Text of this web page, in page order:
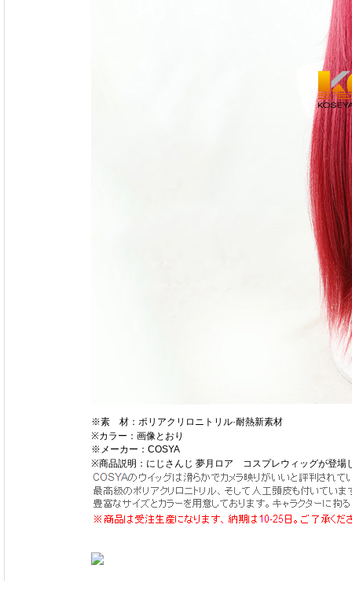
※素 材：ポリアクリロニトリル·耐熱新素材
※カラー：画像とおり
※メーカー：COSYA
※商品説明：にじさんじ 夢月ロア コスプレウィッグが登場